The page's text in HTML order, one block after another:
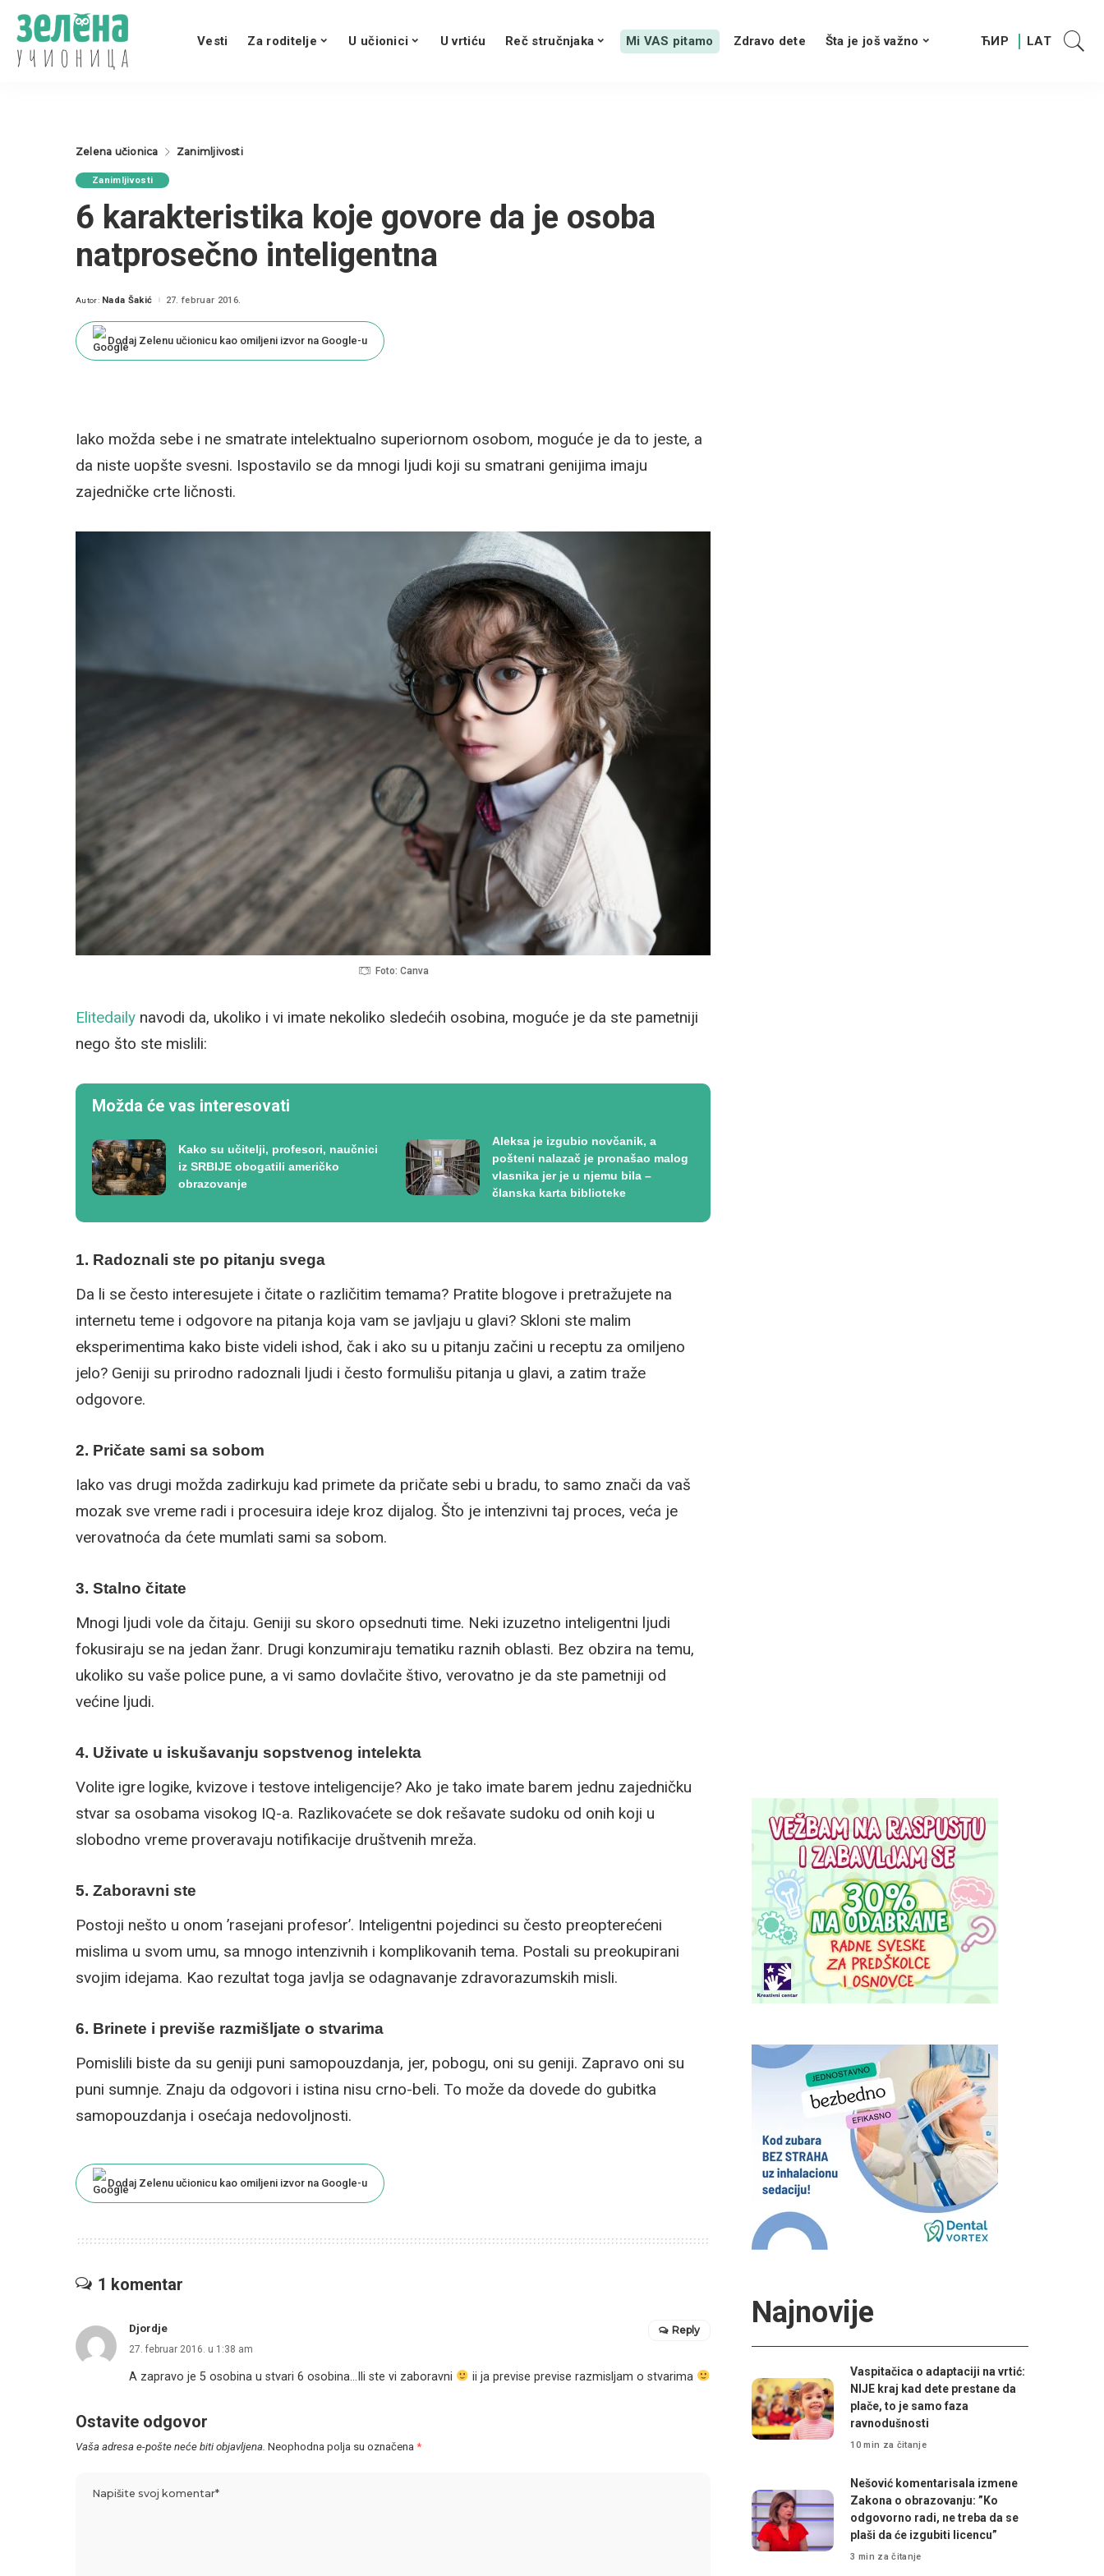
Vesti Za roditelje U učionici U vrtiću Reč stručnjaka Mi VAS pitamo Zdravo dete Šta je još važno
Zelena učionica Zanimljivosti
Zanimljivosti
6 karakteristika koje govore da je osoba
natprosečno inteligentna
Posted
Autor: Nada Šakić 27. februar 2016.
Dodaj Zelenu učionicu kao omiljeni izvor na Google-u
Iako možda sebe i ne smatrate intelektualno superiornom osobom, moguće je da to jeste, a
da niste uopšte svesni. Ispostavilo se da mnogi ljudi koji su smatrani genijima imaju
zajedničke crte ličnosti.
Foto: Canva
Elitedaily navodi da, ukoliko i vi imate nekoliko sledećih osobina, moguće je da ste pametniji
nego što ste mislili:
Možda će vas interesovati
Kako su učitelji, profesori, naučnici
iz SRBIJE obogatili američko
obrazovanje
Aleksa je izgubio novčanik, a
pošteni nalazač je pronašao malog
vlasnika jer je u njemu bila –
članska karta biblioteke
1. Radoznali ste po pitanju svega
Da li se često interesujete i čitate o različitim temama? Pratite blogove i pretražujete na
internetu teme i odgovore na pitanja koja vam se javljaju u glavi? Skloni ste malim
eksperimentima kako biste videli ishod, čak i ako su u pitanju začini u receptu za omiljeno
jelo? Geniji su prirodno radoznali ljudi i često formulišu pitanja u glavi, a zatim traže
odgovore.
2. Pričate sami sa sobom
Iako vas drugi možda zadirkuju kad primete da pričate sebi u bradu, to samo znači da vaš
mozak sve vreme radi i procesuira ideje kroz dijalog. Što je intenzivni taj proces, veća je
verovatnoća da ćete mumlati sami sa sobom.
3. Stalno čitate
Mnogi ljudi vole da čitaju. Geniji su skoro opsednuti time. Neki izuzetno inteligentni ljudi
fokusiraju se na jedan žanr. Drugi konzumiraju tematiku raznih oblasti. Bez obzira na temu,
ukoliko su vaše police pune, a vi samo dovlačite štivo, verovatno je da ste pametniji od
većine ljudi.
4. Uživate u iskušavanju sopstvenog intelekta
Volite igre logike, kvizove i testove inteligencije? Ako je tako imate barem jednu zajedničku
stvar sa osobama visokog IQ-a. Razlikovaćete se dok rešavate sudoku od onih koji u
slobodno vreme proveravaju notifikacije društvenih mreža.
5. Zaboravni ste
Postoji nešto u onom ’rasejani profesor’. Inteligentni pojedinci su često preopterećeni
mislima u svom umu, sa mnogo intenzivnih i komplikovanih tema. Postali su preokupirani
svojim idejama. Kao rezultat toga javlja se odagnavanje zdravorazumskih misli.
6. Brinete i previše razmišljate o stvarima
Pomislili biste da su geniji puni samopouzdanja, jer, pobogu, oni su geniji. Zapravo oni su
puni sumnje. Znaju da odgovori i istina nisu crno-beli. To može da dovede do gubitka
samopouzdanja i osećaja nedovoljnosti.
Dodaj Zelenu učionicu kao omiljeni izvor na Google-u
1 komentar
Djordje
27. februar 2016. u 1:38 am
A zapravo je 5 osobina u stvari 6 osobina…Ili ste vi zaboravni ii ja previse previse razmisljam o stvarima
Reply
Ostavite odgovor
Vaša adresa e-pošte neće biti objavljena. Neophodna polja su označena *
Najnovije
Vaspitačica o adaptaciji na vrtić:
NIJE kraj kad dete prestane da
plače, to je samo faza
ravnodušnosti
10 min za čitanje
Nešović komentarisala izmene
Zakona o obrazovanju: ”Ko
odgovorno radi, ne treba da se
plaši da će izgubiti licencu”
3 min za čitanje